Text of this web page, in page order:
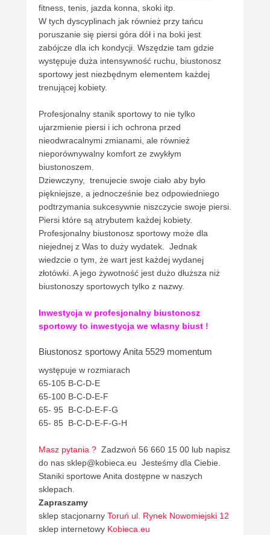
fitness, tenis, jazda konna, skoki itp.
W tych dyscyplinach jak również przy tańcu
poruszanie się piersi góra dół i na boki jest
zabójcze dla ich kondycji. Wszędzie tam gdzie
występuje duża intensywność ruchu, biustonosz
sportowy jest niezbędnym elementem każdej
trenującej kobiety.
Profesjonalny stanik sportowy to nie tylko
ujarzmienie piersi i ich ochrona przed
nieodwracalnymi zmianami, ale również
nieporównywalny komfort ze zwykłym
biustonoszem.
Dziewczyny, trenujecie swoje ciało aby było
piękniejsze, a jednocześnie bez odpowiedniego
podtrzymania sukcesywnie niszczycie swoje piersi.
Piersi które są atrybutem każdej kobiety.
Profesjonalny biustonosz sportowy może dla
niejednej z Was to duży wydatek. Jednak
wiedzcie o tym, że wart jest każdej wydanej
złotówki. A jego żywotność jest dużo dłuższa niż
biustonoszy sportowych tylko z nazwy.
Inwestycja w profesjonalny biustonosz
sportowy to inwestycja we własny biust !
Biustonosz sportowy Anita 5529 momentum
występuje w rozmiarach
65-105 B-C-D-E
65-100 B-C-D-E-F
65- 95 B-C-D-E-F-G
65- 85 B-C-D-E-F-G-H
Masz pytania ? Zadzwoń 56 660 15 00 lub napisz
do nas sklep@kobieca.eu Jesteśmy dla Ciebie.
Staniki sportowe Anita dostępne w naszych
sklepach.
Zapraszamy
sklep stacjonarny Toruń ul. Rynek Nowomiejski 12
sklep internetowy Kobieca.eu